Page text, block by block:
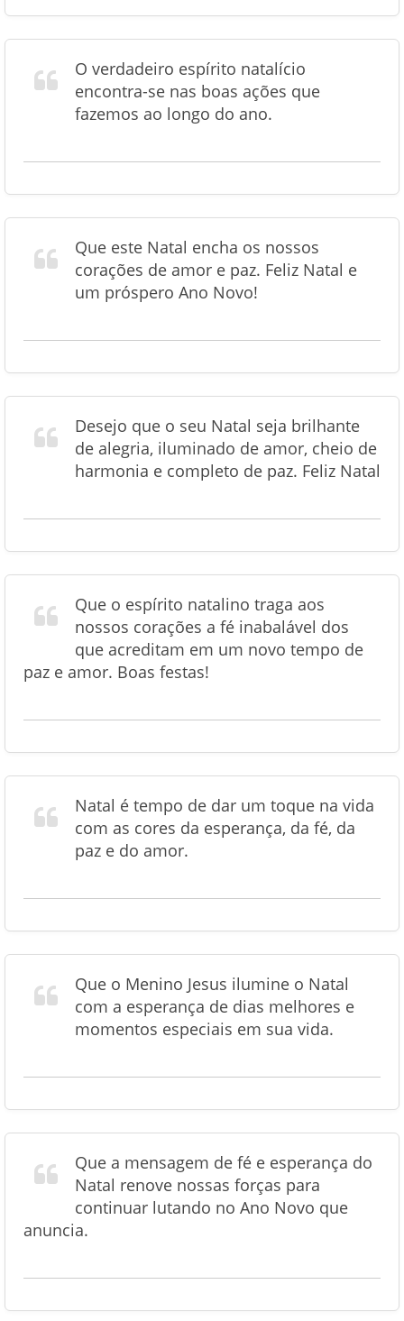
O verdadeiro espírito natalício
encontra-se nas boas ações que
fazemos ao longo do ano.
Que este Natal encha os nossos
corações de amor e paz. Feliz Natal e
um próspero Ano Novo!
Desejo que o seu Natal seja brilhante
de alegria, iluminado de amor, cheio de
harmonia e completo de paz. Feliz Natal
Que o espírito natalino traga aos
nossos corações a fé inabalável dos
que acreditam em um novo tempo de
paz e amor. Boas festas!
Natal é tempo de dar um toque na vida
com as cores da esperança, da fé, da
paz e do amor.
Que o Menino Jesus ilumine o Natal
com a esperança de dias melhores e
momentos especiais em sua vida.
Que a mensagem de fé e esperança do
Natal renove nossas forças para
continuar lutando no Ano Novo que
anuncia.